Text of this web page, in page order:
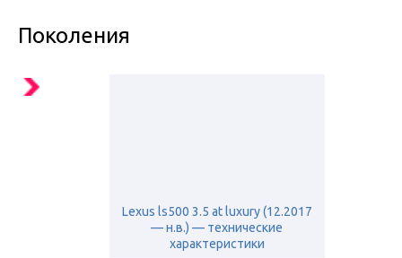
Поколения
Lexus ls500 3.5 at luxury (12.2017
— н.в.) — технические
характеристики